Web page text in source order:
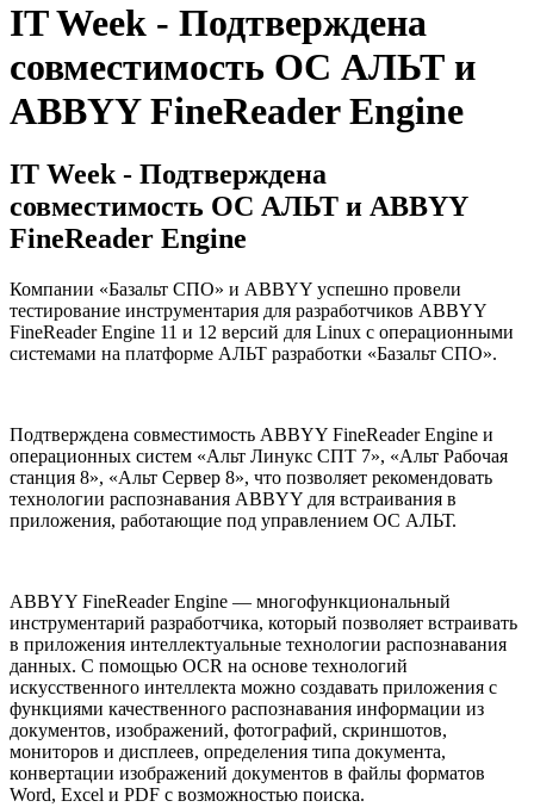
IT Week - Подтверждена
совместимость ОС АЛЬТ и
ABBYY FineReader Engine
IT Week - Подтверждена
совместимость ОС АЛЬТ и ABBYY
FineReader Engine
Компании «Базальт СПО» и ABBYY успешно провели
тестирование инструментария для разработчиков ABBYY
FineReader Engine 11 и 12 версий для Linux с операционными
системами на платформе АЛЬТ разработки «Базальт СПО».
Подтверждена совместимость ABBYY FineReader Engine и
операционных систем «Альт Линукс СПТ 7», «Альт Рабочая
станция 8», «Альт Сервер 8», что позволяет рекомендовать
технологии распознавания ABBYY для встраивания в
приложения, работающие под управлением ОС АЛЬТ.
ABBYY FineReader Engine — многофункциональный
инструментарий разработчика, который позволяет встраивать
в приложения интеллектуальные технологии распознавания
данных. С помощью OCR на основе технологий
искусственного интеллекта можно создавать приложения с
функциями качественного распознавания информации из
документов, изображений, фотографий, скриншотов,
мониторов и дисплеев, определения типа документа,
конвертации изображений документов в файлы форматов
Word, Excel и PDF с возможностью поиска.